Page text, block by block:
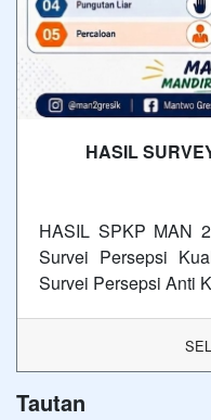
HASIL
HASIL SPKP MAN
Survei Persepsi
Survei Persepsi Anti
Tautan